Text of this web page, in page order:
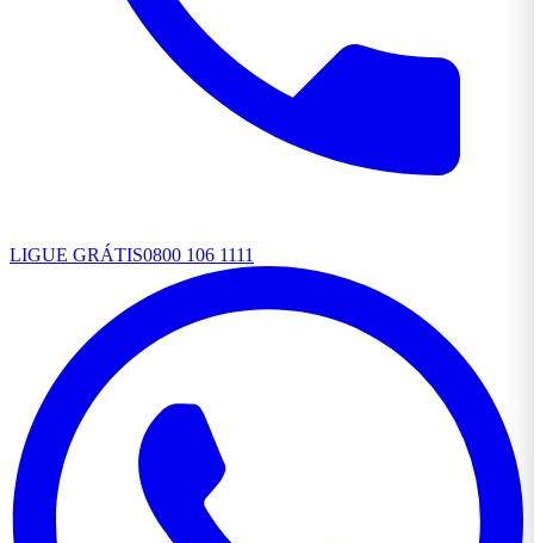
LIGUE GRÁTIS0800 106 1111